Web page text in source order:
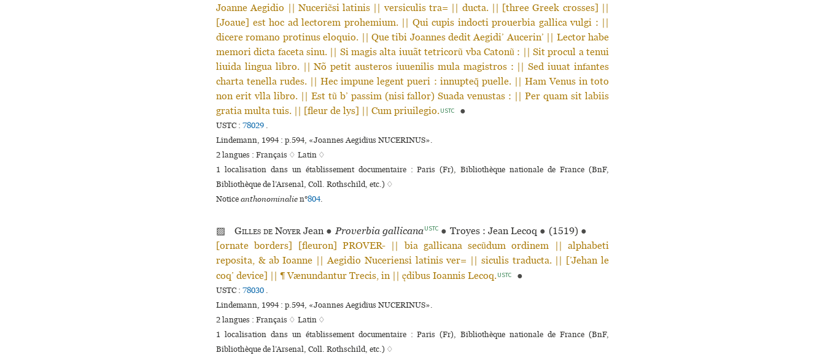
Joanne Aegidio || Nuceriẽsi latinis || versiculis tra= || ducta. || [three Greek crosses] ||
[Joaue] est hoc ad lectorem prohemium. || Qui cupis indocti prouerbia gallica vulgi : ||
dicere romano protinus eloquio. || Que tibi Joannes dedit Aegidi’ Aucerin’ || Lector habe
memori dicta faceta sinu. || Si magis alta iuuãt tetricorũ vba Catonũ : || Sit procul a tenui
liuida lingua libro. || Nõ petit austeros iuuenilis mula magistros : || Sed iuuat infantes
charta tenella rudes. || Hec impune legent pueri : innupteq̃ puelle. || Ham Venus in toto
non erit vlla libro. || Est tũ b’ passim (nisi fallor) Suada venustas : || Per quam sit labiis
gratia multa tuis. || [fleur de lys] || Cum priuilegio.USTC ●
USTC : 78029 .
Lindemann, 1994 : p.594, «Joannes Aegidius NUCERINUS».
2 langues : Français ♢ Latin ♢
1 localisation dans un établissement documentaire : Paris (Fr), Bibliothèque nationale de France (BnF,
Bibliothèque de l’Arsenal, Coll. Rothschild, etc.) ♢
Noticeanthonominalien°804.
▨ Gilles de Noyer Jean ● Proverbia gallicanaUSTC ● Troyes : Jean Lecoq ● (1519) ●
[ornate borders] [fleuron] PROVER- || bia gallicana secũdum ordinem || alphabeti
reposita, & ab Ioanne || Aegidio Nuceriensi latinis ver= || siculis traducta. || [’Jehan le
coq’ device] || ¶ Vænundantur Trecis, in || ędibus Ioannis Lecoq.USTC ●
USTC : 78030 .
Lindemann, 1994 : p.594, «Joannes Aegidius NUCERINUS».
2 langues : Français ♢ Latin ♢
1 localisation dans un établissement documentaire : Paris (Fr), Bibliothèque nationale de France (BnF,
Bibliothèque de l’Arsenal, Coll. Rothschild, etc.) ♢